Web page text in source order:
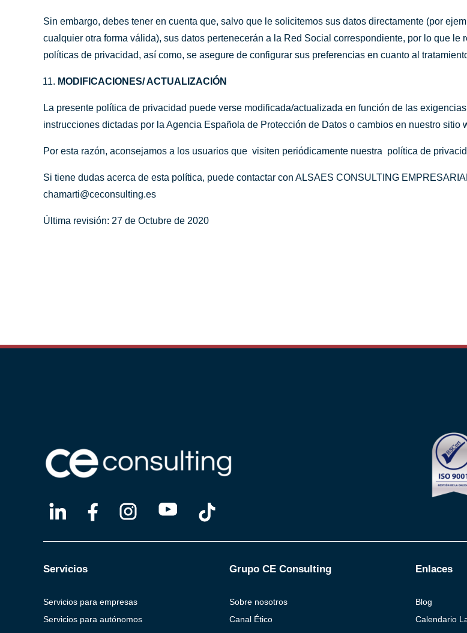
Sin embargo, debes tener en cuenta que, salvo que le solicitemos sus datos directamente (por
cualquier otra forma válida), sus datos pertenecerán a la Red Social correspondiente, por lo que
políticas de privacidad, así como, se asegure de configurar sus preferencias en cuanto al
MODIFICACIONES/ ACTUALIZACIÓN
La presente política de privacidad puede verse modificada/actualizada en función de las
instrucciones dictadas por la Agencia Española de Protección de Datos o cambios en nuestro sitio
Por esta razón, aconsejamos a los usuarios que visiten periódicamente nuestra política de
Si tiene dudas acerca de esta política, puede contactar con ALSAES CONSULTING
chamarti@ceconsulting.es
Última revisión: 27 de Octubre de 2020
Servicios
Servicios para empresas
Servicios para autónomos
Grupo CE Consulting
Sobre nosotros
Canal Ético
Enlaces
Blog
Calendario